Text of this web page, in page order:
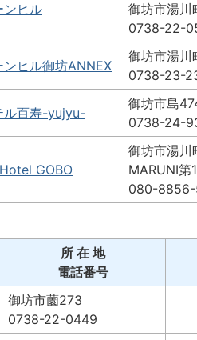
ンヒル
御坊市湯
0738-22-
ヒル御坊ANNEX
御坊市湯川
0738-23-
ル百寿-yujyu-
御坊市島
0738-24-
GOBO
御坊市湯川
MARUNI第
080-
所 在 地
電話番号
御坊市薗273
0738-22-0449